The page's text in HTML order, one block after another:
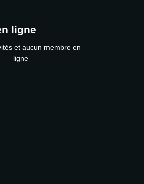
ligne
et aucun membre en
ligne